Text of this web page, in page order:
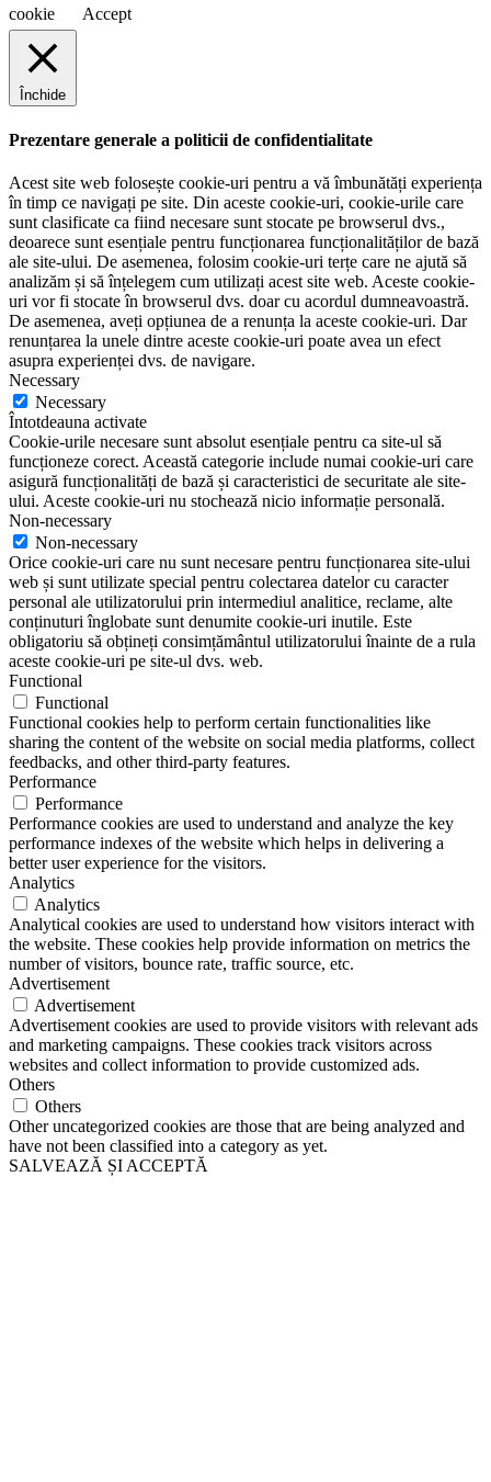
cookie
Accept
Închide
Prezentare generale a politicii de confidentialitate
Acest site web folosește cookie-uri pentru a vă îmbunătăți experiența
în timp ce navigați pe site. Din aceste cookie-uri, cookie-urile care
sunt clasificate ca fiind necesare sunt stocate pe browserul dvs.,
deoarece sunt esențiale pentru funcționarea funcționalităților de bază
ale site-ului. De asemenea, folosim cookie-uri terțe care ne ajută să
analizăm și să înțelegem cum utilizați acest site web. Aceste cookie-
uri vor fi stocate în browserul dvs. doar cu acordul dumneavoastră.
De asemenea, aveți opțiunea de a renunța la aceste cookie-uri. Dar
renunțarea la unele dintre aceste cookie-uri poate avea un efect
asupra experienței dvs. de navigare.
Necessary
Necessary
Întotdeauna activate
Cookie-urile necesare sunt absolut esențiale pentru ca site-ul să
funcționeze corect. Această categorie include numai cookie-uri care
asigură funcționalități de bază și caracteristici de securitate ale site-
ului. Aceste cookie-uri nu stochează nicio informație personală.
Non-necessary
Non-necessary
Orice cookie-uri care nu sunt necesare pentru funcționarea site-ului
web și sunt utilizate special pentru colectarea datelor cu caracter
personal ale utilizatorului prin intermediul analitice, reclame, alte
conținuturi înglobate sunt denumite cookie-uri inutile. Este
obligatoriu să obțineți consimțământul utilizatorului înainte de a rula
aceste cookie-uri pe site-ul dvs. web.
Functional
Functional
Functional cookies help to perform certain functionalities like
sharing the content of the website on social media platforms, collect
feedbacks, and other third-party features.
Performance
Performance
Performance cookies are used to understand and analyze the key
performance indexes of the website which helps in delivering a
better user experience for the visitors.
Analytics
Analytics
Analytical cookies are used to understand how visitors interact with
the website. These cookies help provide information on metrics the
number of visitors, bounce rate, traffic source, etc.
Advertisement
Advertisement
Advertisement cookies are used to provide visitors with relevant ads
and marketing campaigns. These cookies track visitors across
websites and collect information to provide customized ads.
Others
Others
Other uncategorized cookies are those that are being analyzed and
have not been classified into a category as yet.
SALVEAZĂ ȘI ACCEPTĂ